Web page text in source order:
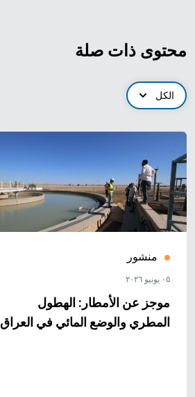
محتوى ذات صلة
الكل
منشور
٠٥ يونيو ٢٠٢٦
موجز عن الأمطار: الهطول
المطري والوضع المائي في العراق